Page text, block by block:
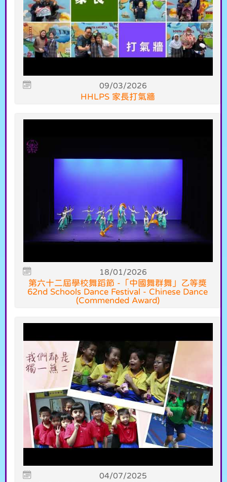
09/03/2026
HHLPS 家長打氣牆
18/01/2026
第六十二屆學校舞蹈節 -「中國舞群舞」乙等獎
62nd Schools Dance Festival - Chinese Dance
(Commended Award)
04/07/2025